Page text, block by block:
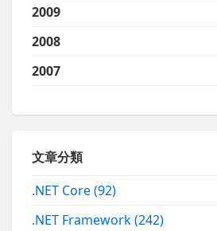
2009
2008
2007
文章分類
.NET Core(92)
.NET Framework(242)